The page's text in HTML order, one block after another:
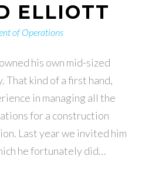
ELLIOTT
of Operations
his own mid-sized
That kind of a first hand,
in managing all the
for a construction
Last year we invited him
he fortunately did…